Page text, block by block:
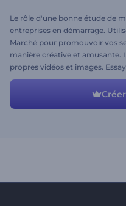
Le rôle d'une bonne étude de
entreprises en démarrage.
Marché pour promouvoir vos
manière créative et amusante.
propres vidéos et images.
commerciale aujourd'hui!